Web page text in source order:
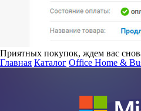
Приятных покупок, ждем вас
Главная Каталог Office Home &